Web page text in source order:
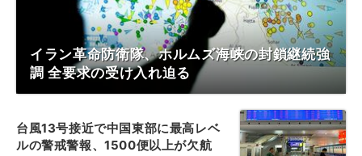
イラン革命防衛隊、ホルムズ海峡の封鎖継続強
調 全要求の受け入れ迫る
台風13号接近で中国東部に最高レベ
ルの警戒警報、1500便以上が欠航